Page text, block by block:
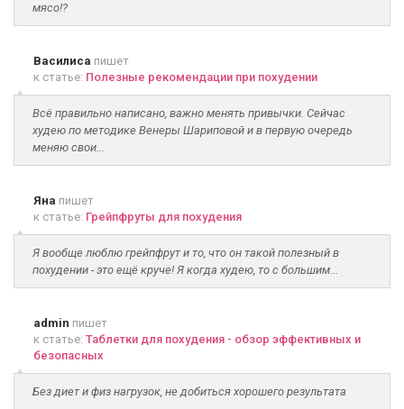
мясо!?
Василиса пишет
к статье: Полезные рекомендации при похудении
Всё правильно написано, важно менять привычки. Сейчас
худею по методике Венеры Шариповой и в первую очередь
меняю свои...
Яна пишет
к статье: Грейпфруты для похудения
Я вообще люблю грейпфрут и то, что он такой полезный в
похудении - это ещё круче! Я когда худею, то с большим...
admin пишет
к статье: Таблетки для похудения - обзор эффективных и
безопасных
Без диет и физ нагрузок, не добиться хорошего результата